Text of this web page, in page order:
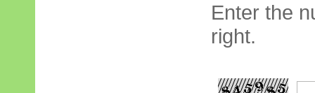
Enter the
right.